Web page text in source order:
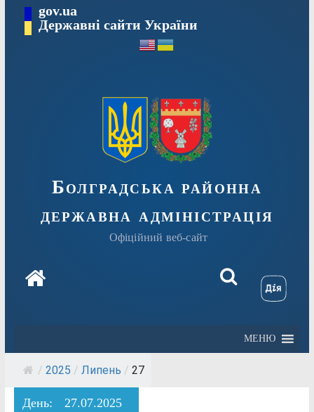
Перейтиgov.ua
Державні сайти України
Болградська районна
державна адміністрація
Офіційний веб-сайт
МЕНЮ
/ 2025 / Липень / 27
День: 27.07.2025